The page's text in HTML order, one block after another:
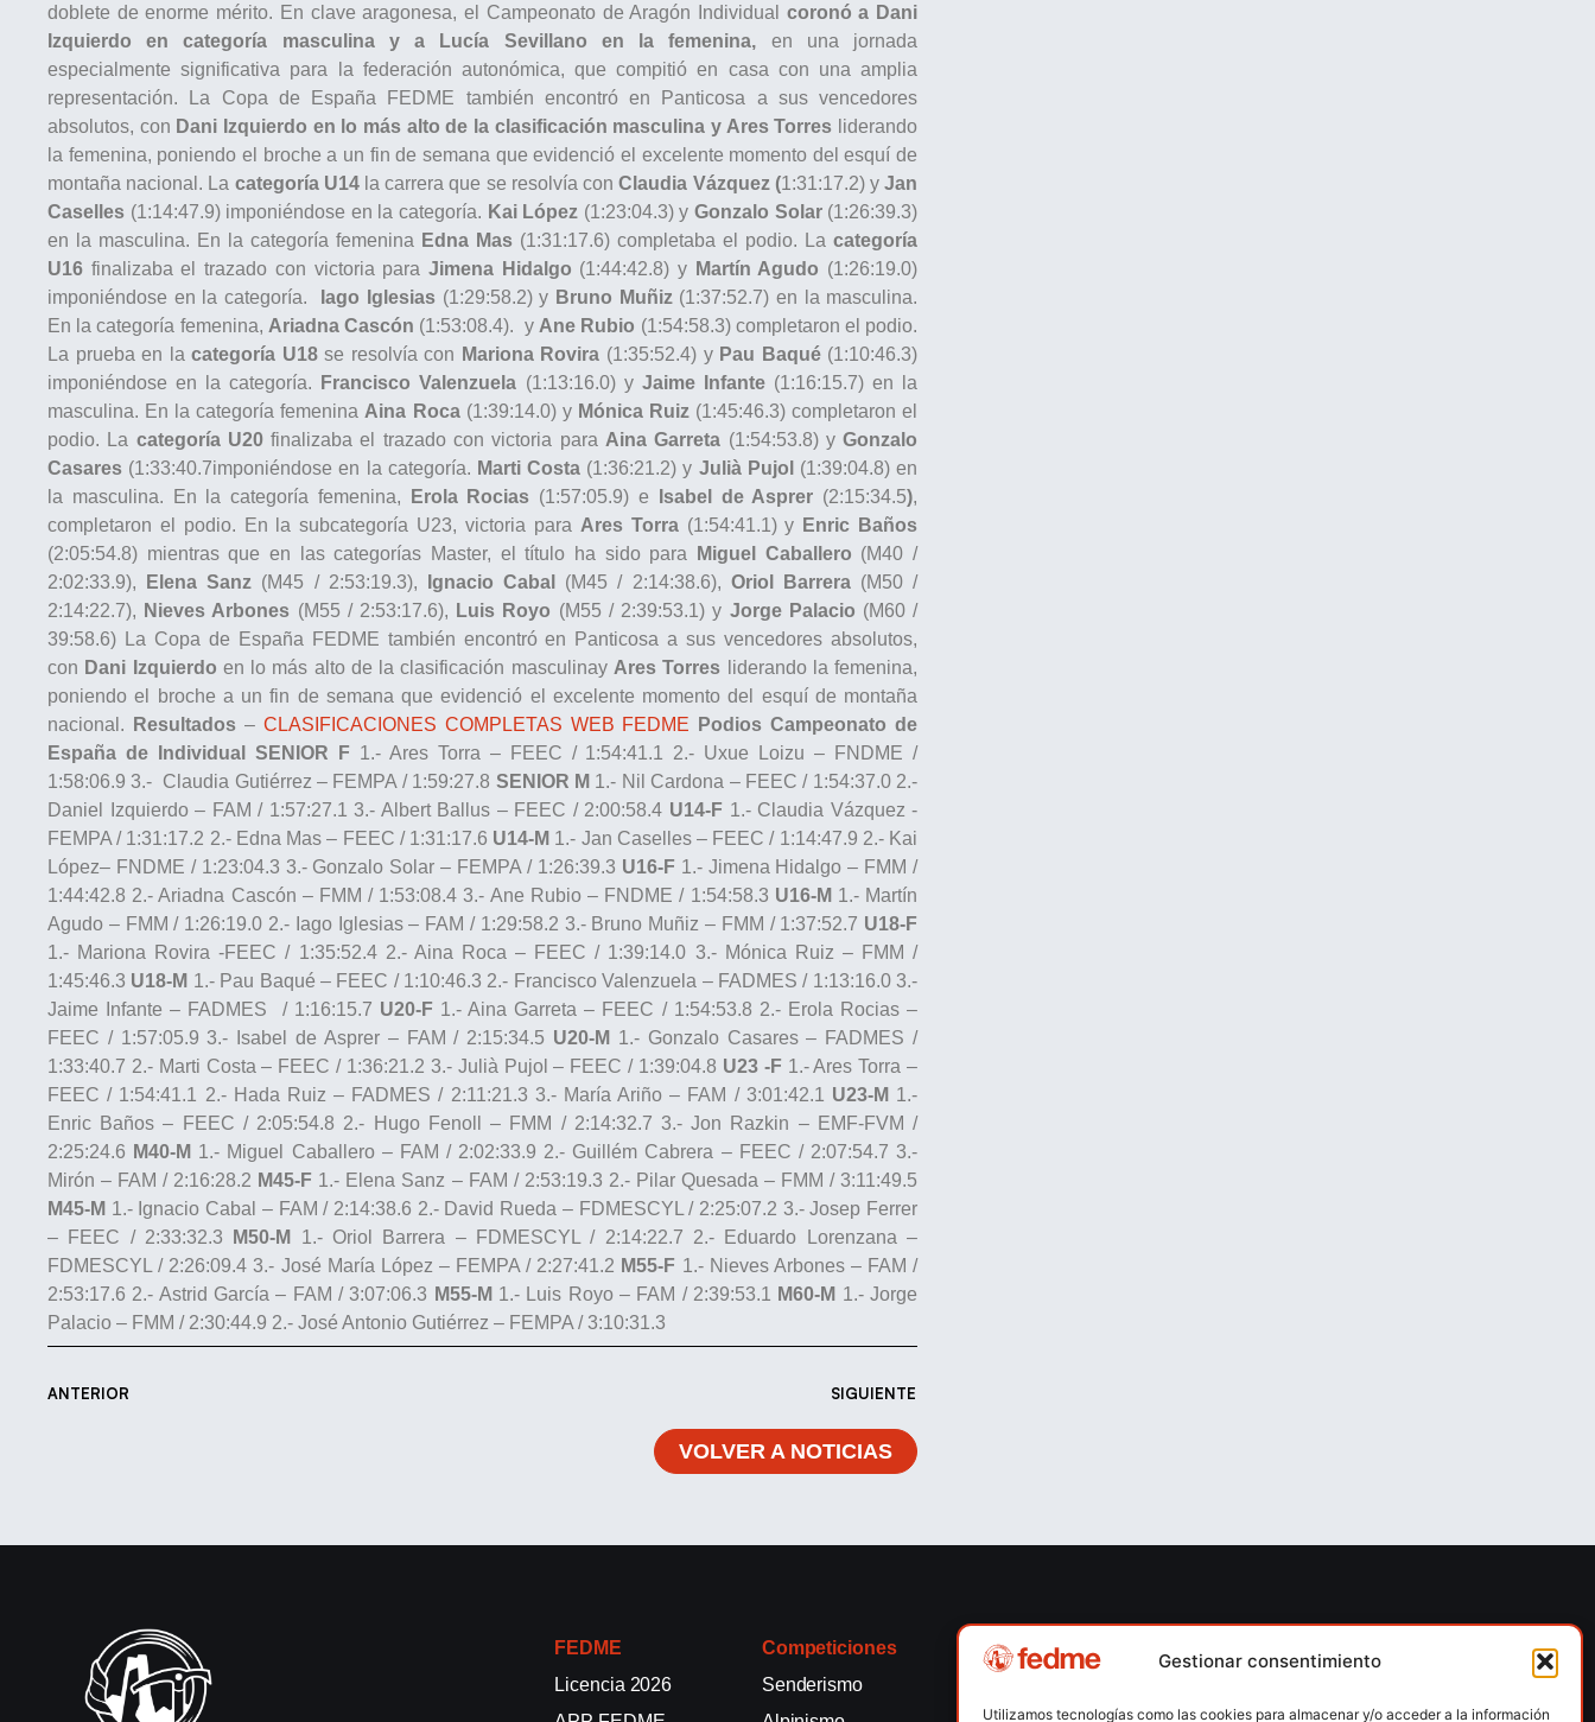
Gestionar consentimiento
Utilizamos tecnologías como las cookies para almacenar y/o acceder a la información
doblete de enorme mérito. En clave aragonesa, el Campeonato de Aragón Individual
coronó a Dani
Izquierdo en categoría masculina y a Lucía Sevillano en la femenina, en una jornada
especialmente significativa para la federación autonómica, que compitió en casa con una amplia
representación. La Copa de España FEDME también encontró en Panticosa a sus vencedores
absolutos, con Dani Izquierdo en lo más alto de la clasificación masculina y Ares Torres liderando
la femenina, poniendo el broche a un fin de semana que evidenció el excelente momento del esquí de
montaña nacional. La categoría U14la carrera que se resolvía conClaudia Vázquez (1:31:17.2) yJan
Caselles (1:14:47.9) imponiéndose en la categoría. Kai López (1:23:04.3) y Gonzalo Solar(1:26:39.3)
en la masculina. En la categoría femenina Edna Mas (1:31:17.6) completaba el podio. Lacategoría
U16 finalizaba el trazado con victoria para Jimena Hidalgo (1:44:42.8) y Martín Agudo (1:26:19.0)
imponiéndose en la categoría.
Iago Iglesias(1:29:58.2) y Bruno Muñiz(1:37:52.7) en la masculina.
En la categoría femenina, Ariadna Cascón (1:53:08.4). y Ane Rubio (1:54:58.3) completaron el podio.
La prueba en lacategoría U18se resolvía con Mariona Rovira (1:35:52.4) y Pau Baqué(1:10:46.3)
imponiéndose en la categoría.
Francisco Valenzuela (1:13:16.0) y Jaime Infante(1:16:15.7) en la
masculina. En la categoría femenina Aina Roca(1:39:14.0) y Mónica Ruiz(1:45:46.3) completaron el
podio. La categoría U20finalizaba el trazado con victoria para Aina Garreta (1:54:53.8) yGonzalo
Casares (1:33:40.7imponiéndose en la categoría. Marti Costa (1:36:21.2) y Julià Pujol
(1:39:04.8) en
la masculina. En la categoría femenina,
Erola Rocias (1:57:05.9) e Isabel de Asprer (2:15:34.5),
completaron el podio. En la subcategoría U23, victoria para Ares Torra(1:54:41.1) y Enric Baños
(2:05:54.8) mientras que en las categorías Master, el título ha sido para
Miguel Caballero (M40 /
2:02:33.9),
Elena Sanz (M45 / 2:53:19.3), Ignacio Cabal (M45 / 2:14:38.6), Oriol Barrera(M50 /
2:14:22.7), Nieves Arbones (M55 / 2:53:17.6), Luis Royo (M55 / 2:39:53.1) y Jorge Palacio (M60 /
39:58.6) La Copa de España FEDME también encontró en Panticosa a sus vencedores absolutos,
con Dani Izquierdo en lo más alto de la clasificación masculinay Ares Torres liderando la femenina,
poniendo el broche a un fin de semana que evidenció el excelente momento del esquí de montaña
nacional.
Resultados– CLASIFICACIONES COMPLETAS WEB FEDME
Podios Campeonato de
España de Individual
SENIOR F 1.- Ares Torra – FEEC / 1:54:41.1 2.- Uxue Loizu – FNDME /
1:58:06.9 3.- Claudia Gutiérrez – FEMPA / 1:59:27.8 SENIOR M 1.- Nil Cardona – FEEC / 1:54:37.0 2.-
Daniel Izquierdo – FAM / 1:57:27.1 3.- Albert Ballus – FEEC / 2:00:58.4 U14-F 1.- Claudia Vázquez -
FEMPA / 1:31:17.2 2.- Edna Mas – FEEC / 1:31:17.6 U14-M 1.- Jan Caselles – FEEC / 1:14:47.9 2.- Kai
López– FNDME / 1:23:04.3 3.- Gonzalo Solar – FEMPA / 1:26:39.3 U16-F 1.- Jimena Hidalgo – FMM /
1:44:42.8 2.- Ariadna Cascón – FMM / 1:53:08.4 3.- Ane Rubio – FNDME / 1:54:58.3 U16-M 1.- Martín
Agudo – FMM / 1:26:19.0 2.- Iago Iglesias – FAM / 1:29:58.2 3.- Bruno Muñiz – FMM / 1:37:52.7 U18-F
1.- Mariona Rovira -FEEC / 1:35:52.4 2.- Aina Roca – FEEC / 1:39:14.0 3.- Mónica Ruiz – FMM /
1:45:46.3 U18-M 1.- Pau Baqué – FEEC / 1:10:46.3 2.- Francisco Valenzuela – FADMES / 1:13:16.0 3.-
Jaime Infante – FADMES / 1:16:15.7 U20-F 1.- Aina Garreta – FEEC / 1:54:53.8 2.- Erola Rocias –
FEEC / 1:57:05.9 3.- Isabel de Asprer – FAM / 2:15:34.5 U20-M 1.- Gonzalo Casares – FADMES /
1:33:40.7 2.- Marti Costa – FEEC / 1:36:21.2 3.- Julià Pujol – FEEC / 1:39:04.8 U23 -F 1.- Ares Torra –
FEEC / 1:54:41.1 2.- Hada Ruiz – FADMES / 2:11:21.3 3.- María Ariño – FAM / 3:01:42.1 U23-M 1.-
Enric Baños – FEEC / 2:05:54.8 2.- Hugo Fenoll – FMM / 2:14:32.7 3.- Jon Razkin – EMF-FVM /
2:25:24.6 M40-M 1.- Miguel Caballero – FAM / 2:02:33.9 2.- Guillém Cabrera – FEEC / 2:07:54.7 3.-
Mirón – FAM / 2:16:28.2 M45-F 1.- Elena Sanz – FAM / 2:53:19.3 2.- Pilar Quesada – FMM / 3:11:49.5
M45-M 1.- Ignacio Cabal – FAM / 2:14:38.6 2.- David Rueda – FDMESCYL / 2:25:07.2 3.- Josep Ferrer
– FEEC / 2:33:32.3
M50-M
1.- Oriol Barrera – FDMESCYL / 2:14:22.7 2.- Eduardo Lorenzana –
FDMESCYL / 2:26:09.4 3.- José María López – FEMPA / 2:27:41.2 M55-F 1.- Nieves Arbones – FAM /
2:53:17.6 2.- Astrid García – FAM / 3:07:06.3 M55-M 1.- Luis Royo – FAM / 2:39:53.1 M60-M 1.- Jorge
Palacio – FMM / 2:30:44.9 2.- José Antonio Gutiérrez – FEMPA / 3:10:31.3
ANTERIOR SIGUIENTE
VOLVER A NOTICIAS
FEDME
Licencia 2026
Competiciones
Senderismo
Competiciones
Barcelona